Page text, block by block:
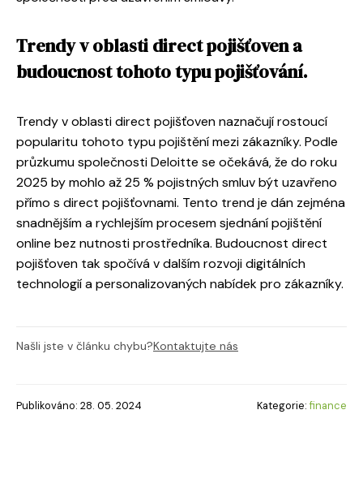
Trendy v oblasti direct pojišťoven a
budoucnost tohoto typu pojišťování.
Trendy v oblasti direct pojišťoven naznačují rostoucí
popularitu tohoto typu pojištění mezi zákazníky. Podle
průzkumu společnosti Deloitte se očekává, že do roku
2025 by mohlo až 25 % pojistných smluv být uzavřeno
přímo s direct pojišťovnami. Tento trend je dán zejména
snadnějším a rychlejším procesem sjednání pojištění
online bez nutnosti prostředníka. Budoucnost direct
pojišťoven tak spočívá v dalším rozvoji digitálních
technologií a personalizovaných nabídek pro zákazníky.
Našli jste v článku chybu?Kontaktujte nás
Publikováno: 28. 05. 2024 Kategorie:finance